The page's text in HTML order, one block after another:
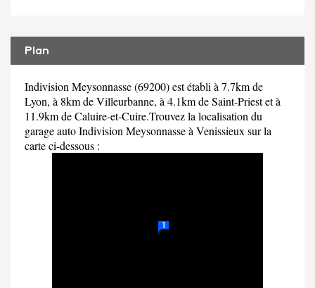
Plan
Indivision Meysonnasse (69200) est établi à 7.7km de
Lyon, à 8km de Villeurbanne, à 4.1km de Saint-Priest et à
11.9km de Caluire-et-Cuire.Trouvez la localisation du
garage auto Indivision Meysonnasse à Venissieux sur la
carte ci-dessous :